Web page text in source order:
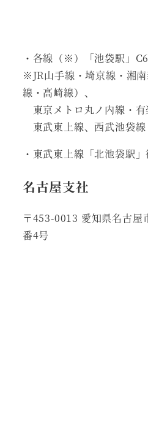
・各線（※）「池袋駅」
※JR山手線・埼京線・湘
線・高崎線）、
東京メトロ丸ノ内線・有
東武東上線、西武池袋線
・東武東上線「北池袋駅
名古屋支社
〒453-0013 愛知県名古屋
番4号